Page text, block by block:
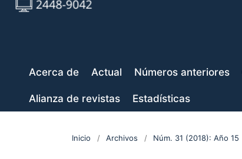
Acerca de Actual Números anteriores
Alianza de revistas Estadísticas
Inicio / Archivos / Núm. 31 (2018): Año 15